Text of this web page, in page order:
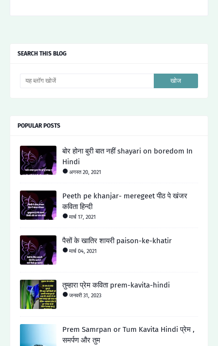
SEARCH THIS BLOG
POPULAR POSTS
बोर होना बुरी बात नहीं shayari on boredom In
Hindi
अगस्त 20, 2021
Peeth pe khanjar- meregeet पीठ पे खंजर
कविता हिन्दी
मार्च 17, 2021
पैसों के खातिर शायरी paison-ke-khatir
मार्च 04, 2021
तुम्हारा प्रेम कविता prem-kavita-hindi
जनवरी 31, 2023
Prem Samrpan or Tum Kavita Hindi प्रेम ,
समर्पण और तुम